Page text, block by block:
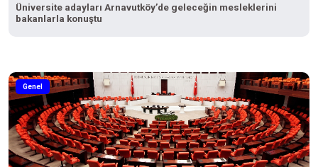
Üniversite adayları Arnavutköy’de geleceğin mesleklerini
bakanlarla konuştu
Genel